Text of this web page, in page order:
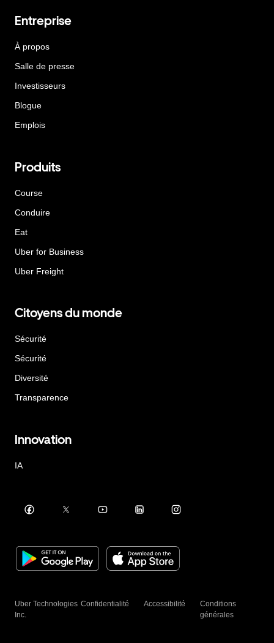
Entreprise
À propos
Salle de presse
Investisseurs
Blogue
Emplois
Produits
Course
Conduire
Eat
Uber for Business
Uber Freight
Citoyens du monde
Sécurité
Sécurité
Diversité
Transparence
Innovation
IA
Uber Technologies
Inc.
Confidentialité Accessibilité
Conditions
générales